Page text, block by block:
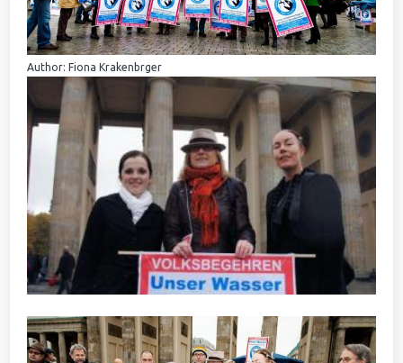
Author: Fiona Krakenbrger